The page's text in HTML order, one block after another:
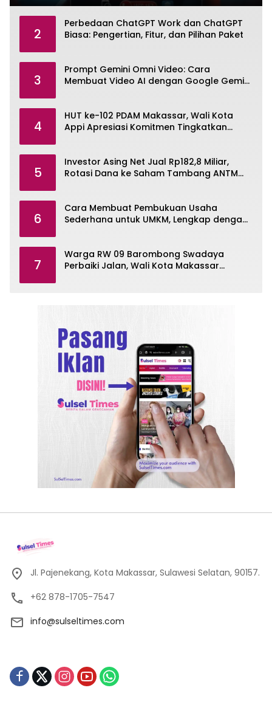
2
Perbedaan ChatGPT Work dan ChatGPT
Biasa: Pengertian, Fitur, dan Pilihan Paket
3
Prompt Gemini Omni Video: Cara
Membuat Video AI dengan Google Gemini
4
HUT ke-102 PDAM Makassar, Wali Kota
Appi Apresiasi Komitmen Tingkatkan
5
Investor Asing Net Jual Rp182,8 Miliar,
Rotasi Dana ke Saham Tambang ANTM
6
Cara Membuat Pembukuan Usaha
Sederhana untuk UMKM, Lengkap dengan
7
Warga RW 09 Barombong Swadaya
Perbaiki Jalan, Wali Kota Makassar
Jl. Pajenekang, Kota Makassar, Sulawesi Selatan, 90157.
+62 878-1705-7547
info@sulseltimes.com